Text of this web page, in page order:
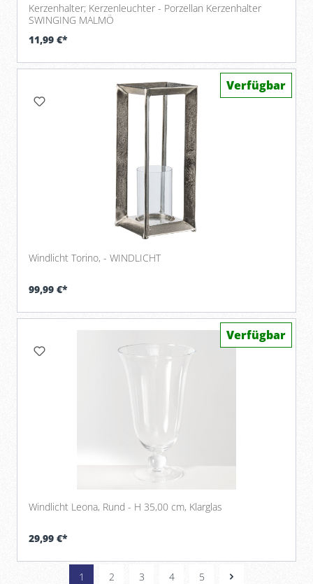
Kerzenhalter; Kerzenleuchter - Porzellan Kerzenhalter
SWINGING MALMÖ
11,99 €*
Windlicht Torino, - WINDLICHT
99,99 €*
Verfügbar
Windlicht Leona, Rund - H 35,00 cm, Klarglas
29,99 €*
Verfügbar
1 2 3 4 5